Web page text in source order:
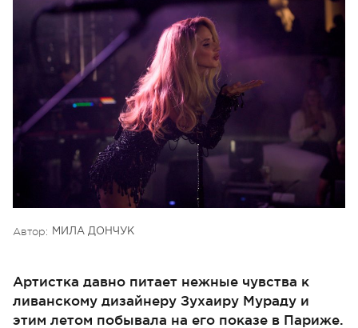
Автор: МИЛА ДОНЧУК
Артистка давно питает нежные чувства к
ливанскому дизайнеру Зухаиру Мураду и
этим летом побывала на его показе в Париже.